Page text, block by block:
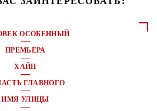
ОСОБЕННЫЙ
ПРЕМЬЕРА
ХАЙП
ГЛАВНОГО
ИМЯ УЛИЦЫ